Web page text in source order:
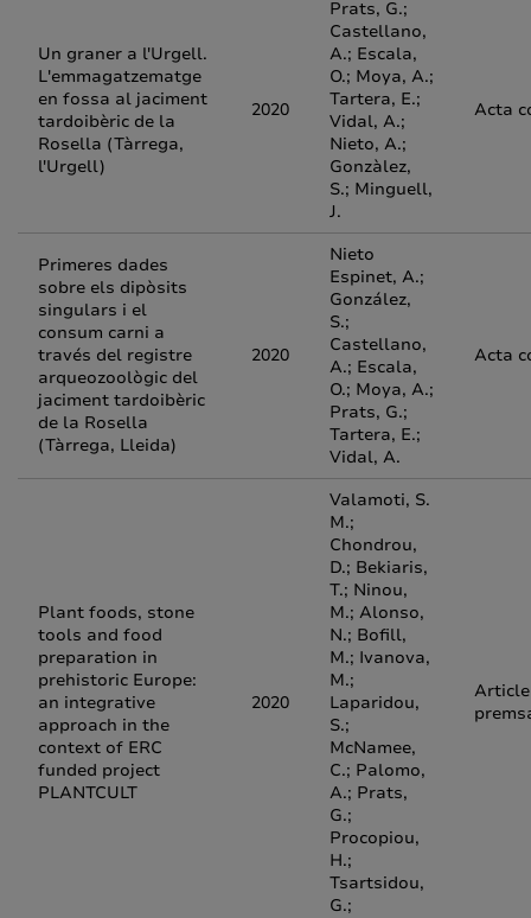
Un graner a l'Urgell.
L'emmagatzematge
en fossa al jaciment
tardoibèric de la
Rosella (Tàrrega,
l'Urgell)
2020
Prats, G.;
Castellano,
A.; Escala,
O.; Moya, A.;
Tartera, E.;
Vidal, A.;
Nieto, A.;
Gonzàlez,
S.; Minguell,
J.
Acta
Primeres dades
sobre els dipòsits
singulars i el
consum carni a
través del registre
arqueozoològic del
jaciment tardoibèric
de la Rosella
(Tàrrega, Lleida)
2020
Nieto
Espinet, A.;
González,
S.;
Castellano,
A.; Escala,
O.; Moya, A.;
Prats, G.;
Tartera, E.;
Vidal, A.
Acta
Plant foods, stone
tools and food
preparation in
prehistoric Europe:
an integrative
approach in the
context of ERC
funded project
PLANTCULT
2020
Valamoti, S.
M.;
Chondrou,
D.; Bekiaris,
T.; Ninou,
M.; Alonso,
N.; Bofill,
M.; Ivanova,
M.;
Laparidou,
S.;
McNamee,
C.; Palomo,
A.; Prats,
G.;
Procopiou,
H.;
Tsartsidou,
G.;